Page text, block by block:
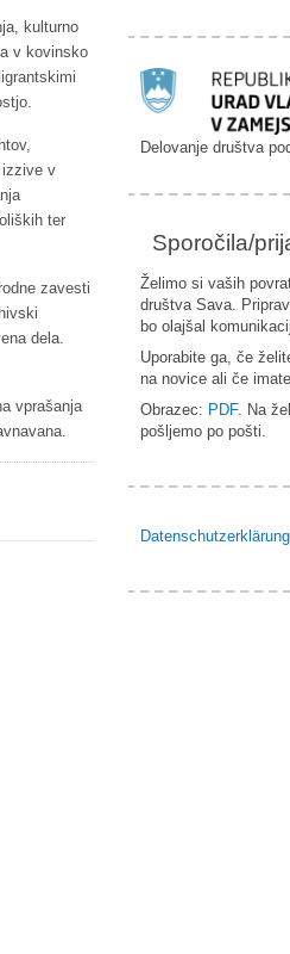
kulturno
v kovinsko
izzive v
ter
zavesti
dela.
vprašanja
Delovanje društva
Sporočila/
Želimo si vaših
društva Sava.
bo olajšal
Uporabite ga, če
na novice ali če
Obrazec: PDF. Na
pošljemo po pošti.